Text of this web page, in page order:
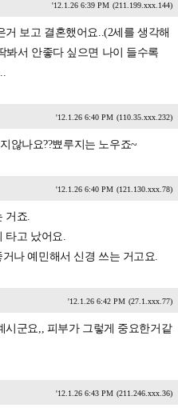
'12.1.26 6:39 PM (211.199.xxx.144)
보고 결혼했어요..(2세를 생각해
봐서 안좋다 싶으면 나이 들수록
'12.1.26 6:40 PM (110.35.xxx.232)
않나요??뾰루지는 노우죠~
'12.1.26 6:40 PM (121.130.xxx.78)
거죠.
타고 났어요.
나 예민해서 신경 쓰는 거고요.
'12.1.26 6:42 PM (27.1.xxx.77)
시군요,, 피부가 그렇게 중요한거같
'12.1.26 6:43 PM (211.246.xxx.36)